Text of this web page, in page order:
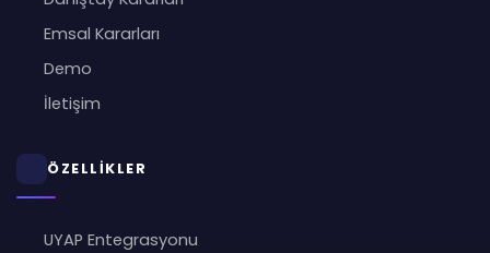
Emsal Kararları
Demo
İletişim
ÖZELLİKLER
UYAP Entegrasyonu